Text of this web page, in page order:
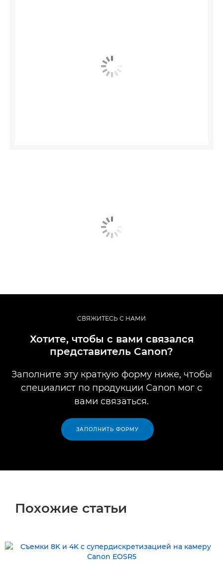
СВЯЖИТЕСЬ С НАМИ
Хотите, чтобы с вами связался
представитель Canon?
Заполните эту краткую форму ниже, чтобы
специалист по продукции Canon мог с
вами связаться.
ЗАПОЛНИТЬ ФОРМУ
Похожие статьи